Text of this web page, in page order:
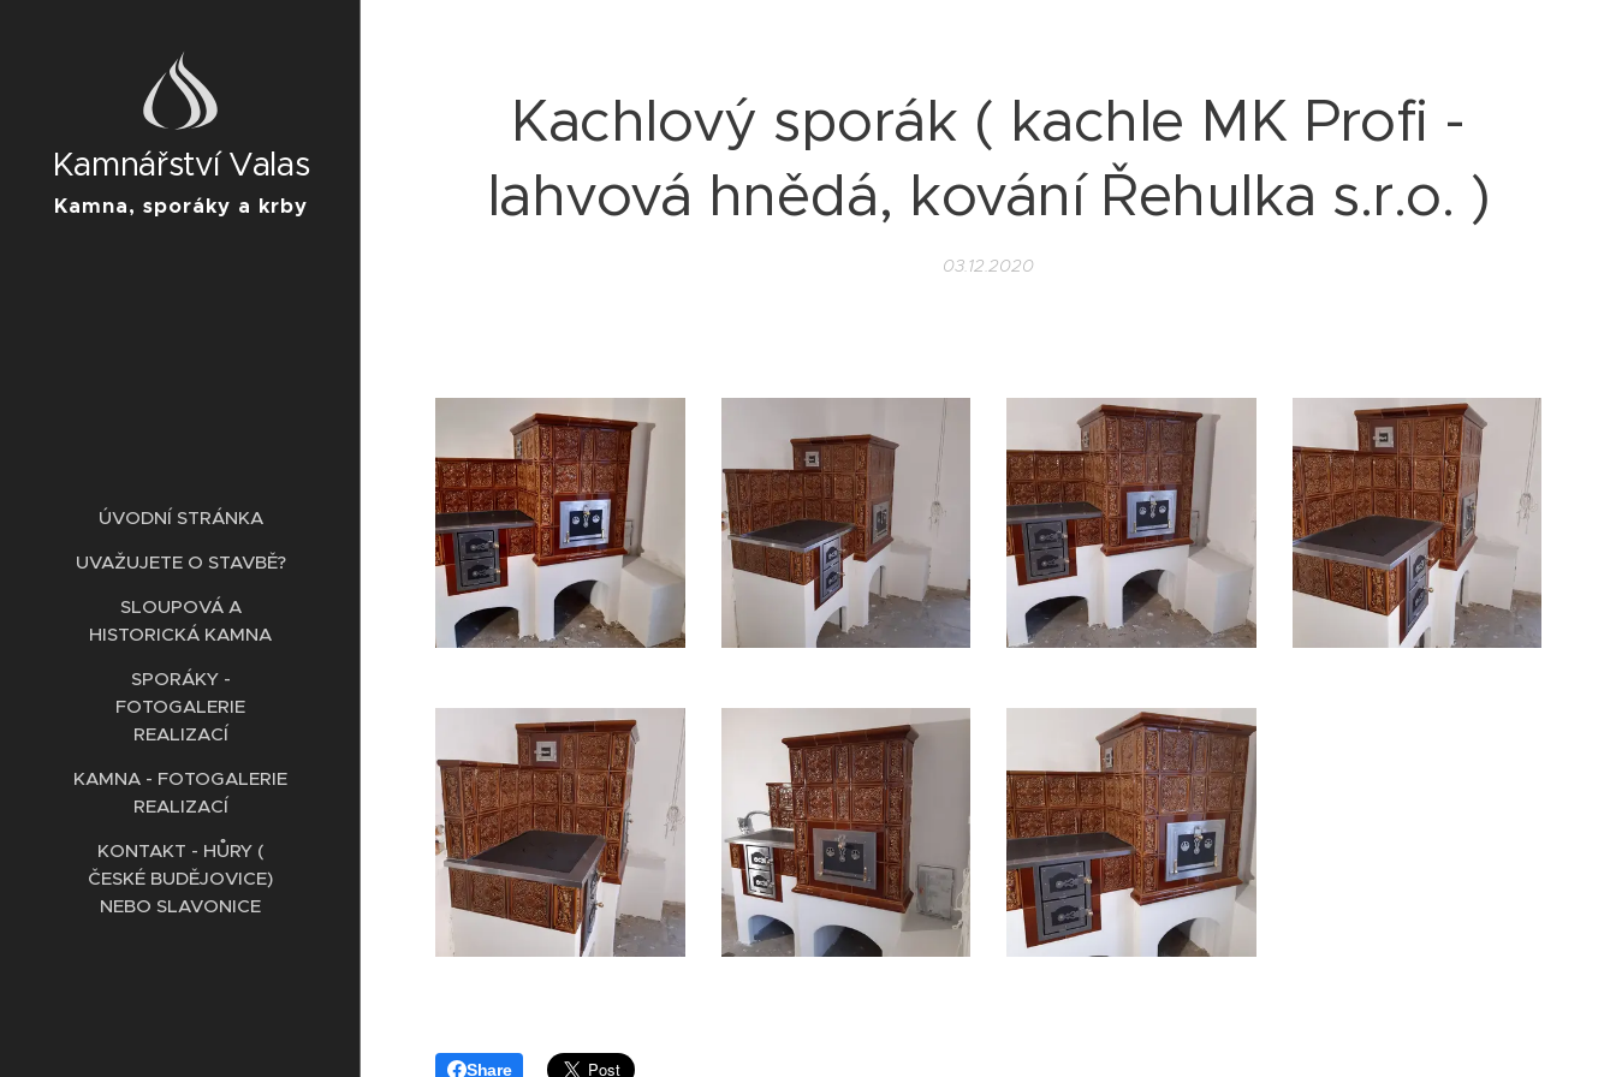
Kamnářství Valas
Kamna, sporáky a krby
ÚVODNÍ STRÁNKA
UVAŽUJETE O STAVBĚ?
SLOUPOVÁ A
HISTORICKÁ KAMNA
SPORÁKY -
FOTOGALERIE
REALIZACÍ
KAMNA - FOTOGALERIE
REALIZACÍ
KONTAKT - HŮRY (
ČESKÉ BUDĚJOVICE)
NEBO SLAVONICE
Kachlový sporák ( kachle MK Profi -
lahvová hnědá, kování Řehulka s.r.o. )
03.12.2020
Share